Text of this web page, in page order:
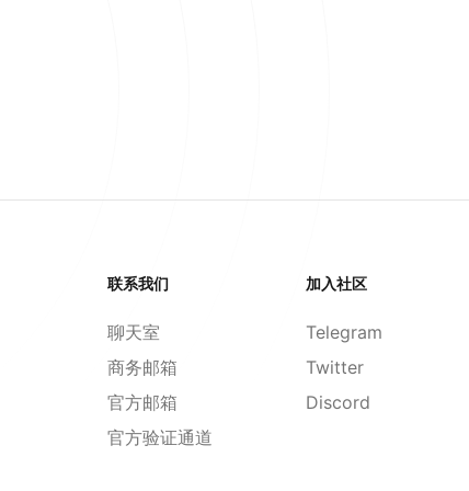
联系我们
聊天室
商务邮箱
官方邮箱
官方验证通道
加入社区
Telegram
Twitter
Discord